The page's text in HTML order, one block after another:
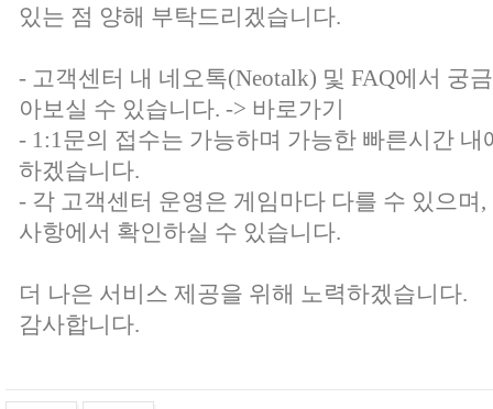
있는 점 양해 부탁드리겠습니다.
- 고객센터 내 네오톡(Neotalk) 및 FAQ에서 궁
아보실 수 있습니다. -> 바로가기
- 1:1문의 접수는 가능하며 가능한 빠른시간
하겠습니다.
- 각 고객센터 운영은 게임마다 다를 수 있으며
사항에서 확인하실 수 있습니다.
더 나은 서비스 제공을 위해 노력하겠습니다.
감사합니다.